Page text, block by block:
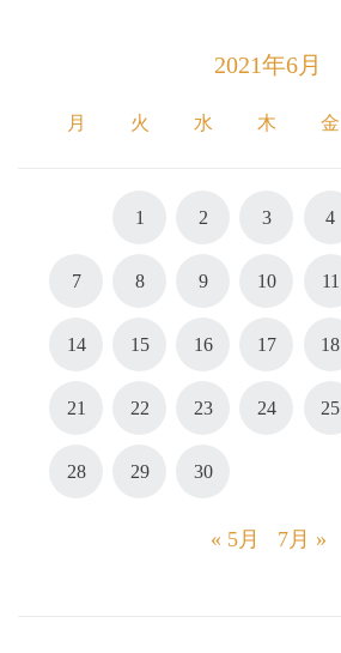
2021年6月
月 火 水 木 金
1 2 3 4
7 8 9 10 11
14 15 16 17 18
21 22 23 24 25
28 29 30
« 5月 7月 »